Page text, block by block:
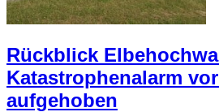
Rückblick
Katastrophenalarm
aufgehoben